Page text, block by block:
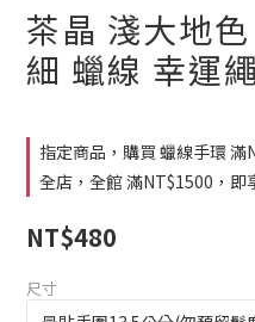
茶晶 淺大地
細 蠟線 幸運繩
指定商品，購買 蠟線手環
全店，全館 滿NT$1500，即
NT$480
尺寸